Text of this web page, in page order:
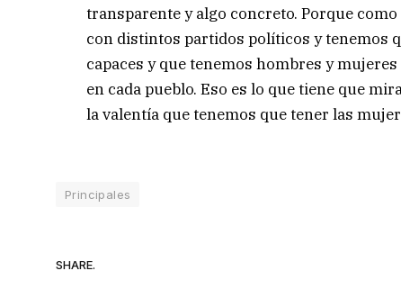
transparente y algo concreto. Porque
con distintos partidos políticos y tenemos
capaces y que tenemos hombres y
en cada pueblo. Eso es lo que tiene que
la valentía que tenemos que tener las
Principales
SHARE.